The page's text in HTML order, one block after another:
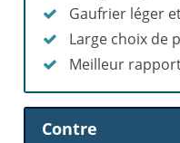
Gaufrier léger
Large choix de
Meilleur
Contre